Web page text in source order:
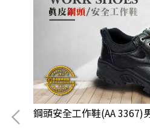
鋼頭安全工作鞋(AA 3367)